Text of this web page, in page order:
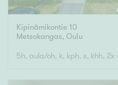
Kipinämikontie 10
Metsokangas, Oulu
5h, aula/oh, k, kph, s, khh,